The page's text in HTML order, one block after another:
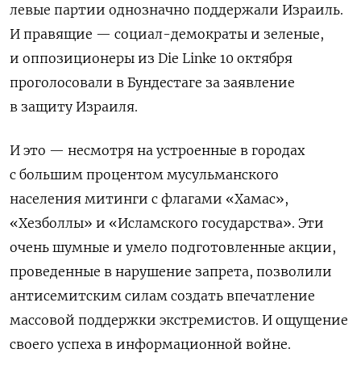
левые партии однозначно поддержали Израиль.
И правящие — социал-демократы и зеленые,
и оппозиционеры из Die Linke 10 октября
проголосовали в Бундестаге за заявление
в защиту Израиля.
И это — несмотря на устроенные в городах
с большим процентом мусульманского
населения митинги с флагами «Хамас»,
«Хезболлы» и «Исламского государства». Эти
очень шумные и умело подготовленные акции,
проведенные в нарушение запрета, позволили
антисемитским силам создать впечатление
массовой поддержки экстремистов. И ощущение
своего успеха в информационной войне.